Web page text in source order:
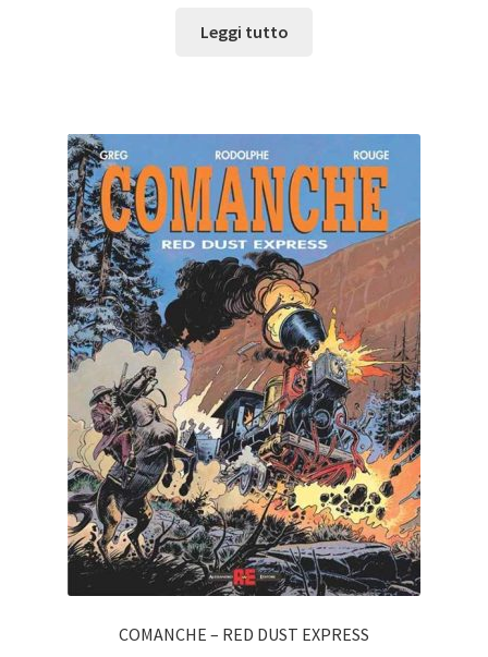
Leggi tutto
COMANCHE – RED DUST EXPRESS